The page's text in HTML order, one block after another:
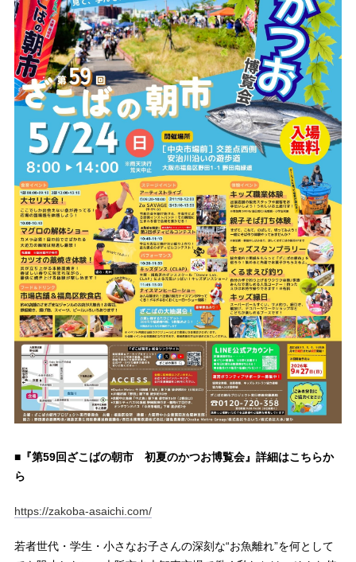
■『第59回ざこばの朝市 初夏のかつお博覧会』詳細はこちらか
ら
https://zakoba-asaichi.com/
若者世代・学生・小さなお子さんの深刻な“お魚離れ”を何として